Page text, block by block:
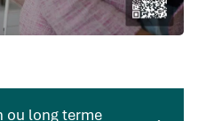
ou long terme